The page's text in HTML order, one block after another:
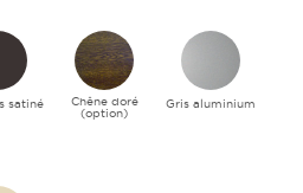
satiné Chêne doré
(option)
Gris aluminium